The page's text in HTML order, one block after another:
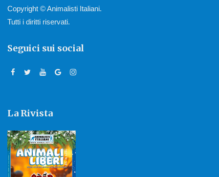
Copyright © Animalisti Italiani.
Tutti i diritti riservati.
Seguici sui social
La Rivista